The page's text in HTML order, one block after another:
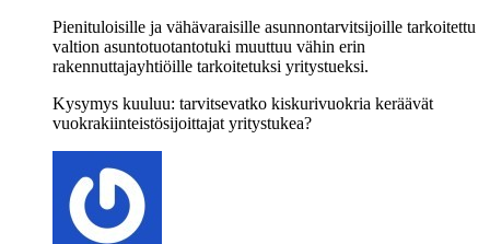
Pienituloisille ja vähävaraisille asunnontarvitsijoille tarkoitettu
valtion asuntotuotantotuki muuttuu vähin erin
rakennuttajayhtiöille tarkoitetuksi yritystueksi.
Kysymys kuuluu: tarvitsevatko kiskurivuokria keräävät
vuokrakiinteistösijoittajat yritystukea?